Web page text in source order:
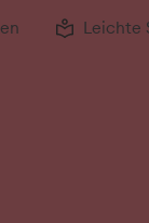
Leichte